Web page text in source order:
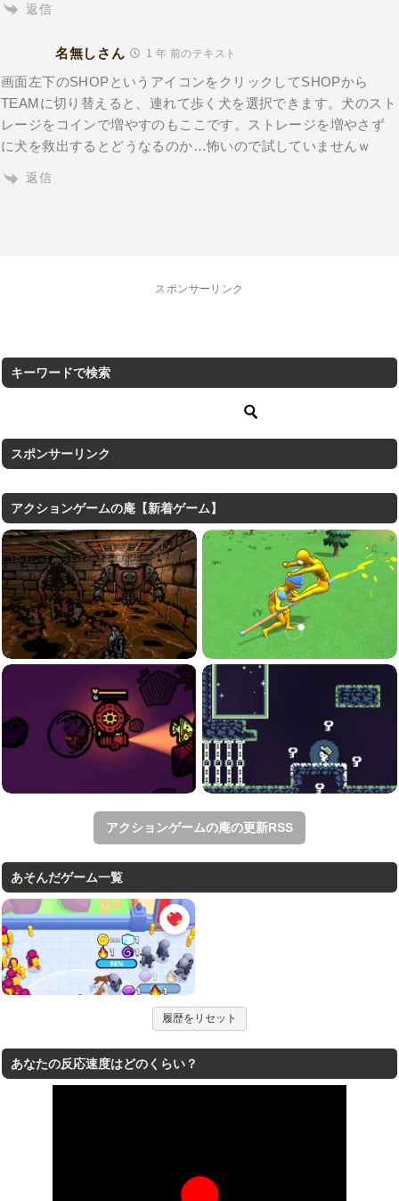
返信
名無しさん 1 年 前のテキスト
画面左下のSHOPというアイコンをクリックしてSHOPから
TEAMに切り替えると、連れて歩く犬を選択できます。犬のスト
レージをコインで増やすのもここです。ストレージを増やさず
に犬を救出するとどうなるのか…怖いので試していませんｗ
返信
スポンサーリンク
キーワードで検索
スポンサーリンク
アクションゲームの庵【新着ゲーム】
アクションゲームの庵の更新RSS
あそんだゲーム一覧
履歴をリセット
あなたの反応速度はどのくらい？